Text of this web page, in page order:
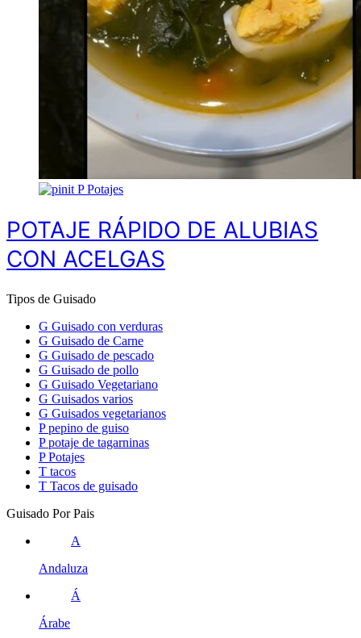
P Potajes
POTAJE RÁPIDO DE ALUBIAS
CON ACELGAS
Tipos de Guisado
G Guisado con verduras
G Guisado de Carne
G Guisado de pescado
G Guisado de pollo
G Guisado Vegetariano
G Guisados varios
G Guisados vegetarianos
P pepino de guiso
P potaje de tagarninas
P Potajes
T tacos
T Tacos de guisado
Guisado Por Pais
A
Andaluza
Á
Árabe